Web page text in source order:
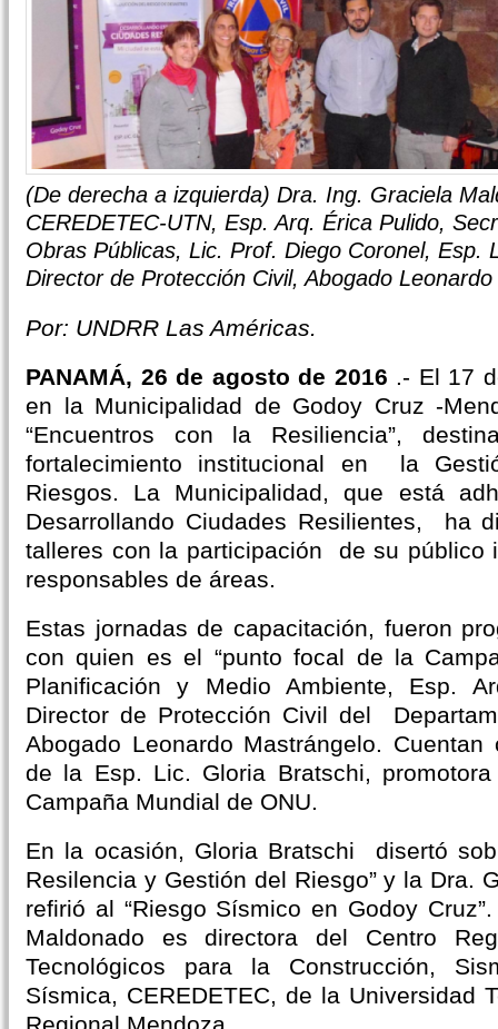
(De derecha a izquierda) Dra. Ing. Graciela
CEREDETEC-UTN, Esp. Arq. Érica Pulido,
Obras Públicas, Lic. Prof. Diego Coronel, Esp.
Director de Protección Civil, Abogado
Por: UNDRR Las Américas.
PANAMÁ, 26 de agosto de 2016 .- El 17
en la Municipalidad de Godoy Cruz -
“Encuentros con la Resiliencia”,
fortalecimiento institucional en la
Riesgos. La Municipalidad, que está
Desarrollando Ciudades Resilientes, ha
talleres con la participación de su público
responsables de áreas.
Estas jornadas de capacitación, fueron
con quien es el “punto focal de la
Planificación y Medio Ambiente, Esp.
Director de Protección Civil del
Abogado Leonardo Mastrángelo.
de la Esp. Lic. Gloria Bratschi,
Campaña Mundial de ONU.
En la ocasión, Gloria Bratschi disertó
Resilencia y Gestión del Riesgo” y la Dra.
refirió al “Riesgo Sísmico en Godoy
Maldonado es directora del Centro
Tecnológicos para la Construcción,
Sísmica, CEREDETEC, de la Universidad